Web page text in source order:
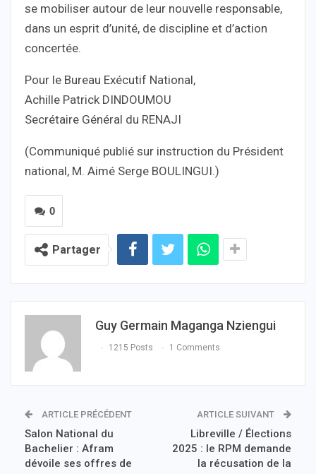
se mobiliser autour de leur nouvelle responsable,
dans un esprit d’unité, de discipline et d’action
concertée.
Pour le Bureau Exécutif National,
Achille Patrick DINDOUMOU
Secrétaire Général du RENAJI
(Communiqué publié sur instruction du Président
national, M. Aimé Serge BOULINGUI.)
0
Partager
Guy Germain Maganga Nziengui
1215 Posts 1 Comments
ARTICLE PRÉCÉDENT
Salon National du
Bachelier : Afram
dévoile ses offres de
ARTICLE SUIVANT
Libreville / Élections
2025 : le RPM demande
la récusation de la